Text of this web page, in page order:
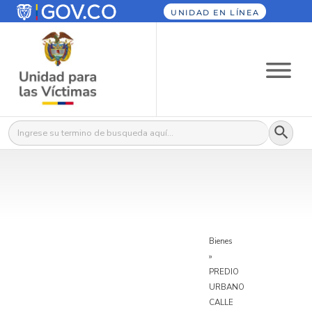
UNIDAD EN LÍNEA
Buscar: Botón
Bienes
»
PREDIO
URBANO
CALLE